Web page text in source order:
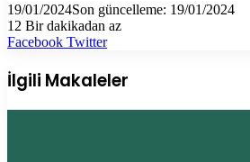
19/01/2024Son güncelleme: 19/01/2024
12 Bir dakikadan az
Facebook TwitterLinkedIn
Tumblr
Pinterest
Reddit
VKontakte
E-
ile
paylaş
Yazdır
İlgili Makaleler